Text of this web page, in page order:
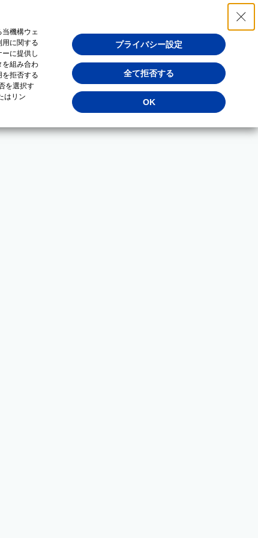
機構ウェ
に関する
に提供し
を組み合わ
拒否する
を選択す
はリン
プライバシー設定
全て拒否する
OK